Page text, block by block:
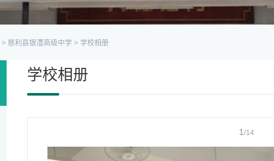
> 慈利县银澧高级中学 > 学校相册
学校相册
1/14